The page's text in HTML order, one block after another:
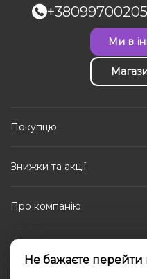
Ми в
Покупцю
Знижки та акції
Про компанію
Каталог
Не бажаєте перейти